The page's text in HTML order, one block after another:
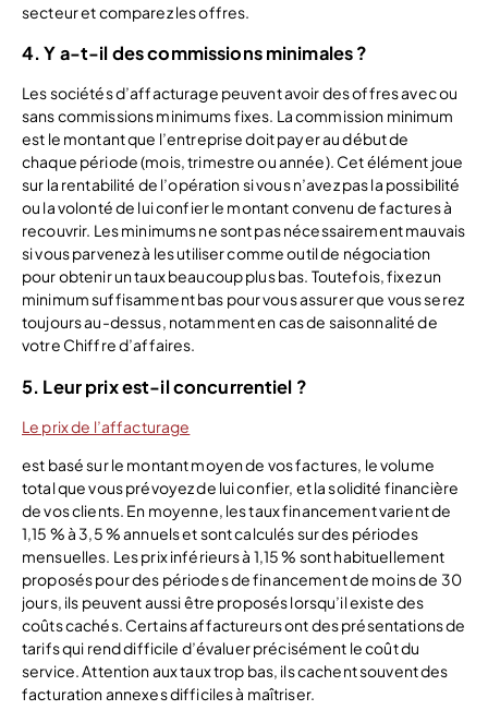
secteur et comparez les offres.
4. Y a-t-il des commissions minimales ?
Les sociétés d’affacturage peuvent avoir des offres avec ou
sans commissions minimums fixes. La commission minimum
est le montant que l’entreprise doit payer au début de
chaque période (mois, trimestre ou année). Cet élément joue
sur la rentabilité de l’opération si vous n’avez pas la possibilité
ou la volonté de lui confier le montant convenu de factures à
recouvrir. Les minimums ne sont pas nécessairement mauvais
si vous parvenez à les utiliser comme outil de négociation
pour obtenir un taux beaucoup plus bas. Toutefois, fixez un
minimum suffisamment bas pour vous assurer que vous serez
toujours au-dessus, notamment en cas de saisonnalité de
votre Chiffre d’affaires.
5. Leur prix est-il concurrentiel ?
Le prix de l’affacturage
est basé sur le montant moyen de vos factures, le volume
total que vous prévoyez de lui confier, et la solidité financière
de vos clients. En moyenne, les taux financement varient de
1,15 % à 3,5 % annuels et sont calculés sur des périodes
mensuelles. Les prix inférieurs à 1,15 % sont habituellement
proposés pour des périodes de financement de moins de 30
jours, ils peuvent aussi être proposés lorsqu’il existe des
coûts cachés. Certains affactureurs ont des présentations de
tarifs qui rend difficile d’évaluer précisément le coût du
service. Attention aux taux trop bas, ils cachent souvent des
facturation annexes difficiles à maîtriser.